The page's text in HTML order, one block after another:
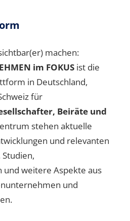
machen:
im FOKUS ist die
in Deutschland,
für
Beiräte und
stehen aktuelle
und relevanten
und weitere Aspekte aus
und